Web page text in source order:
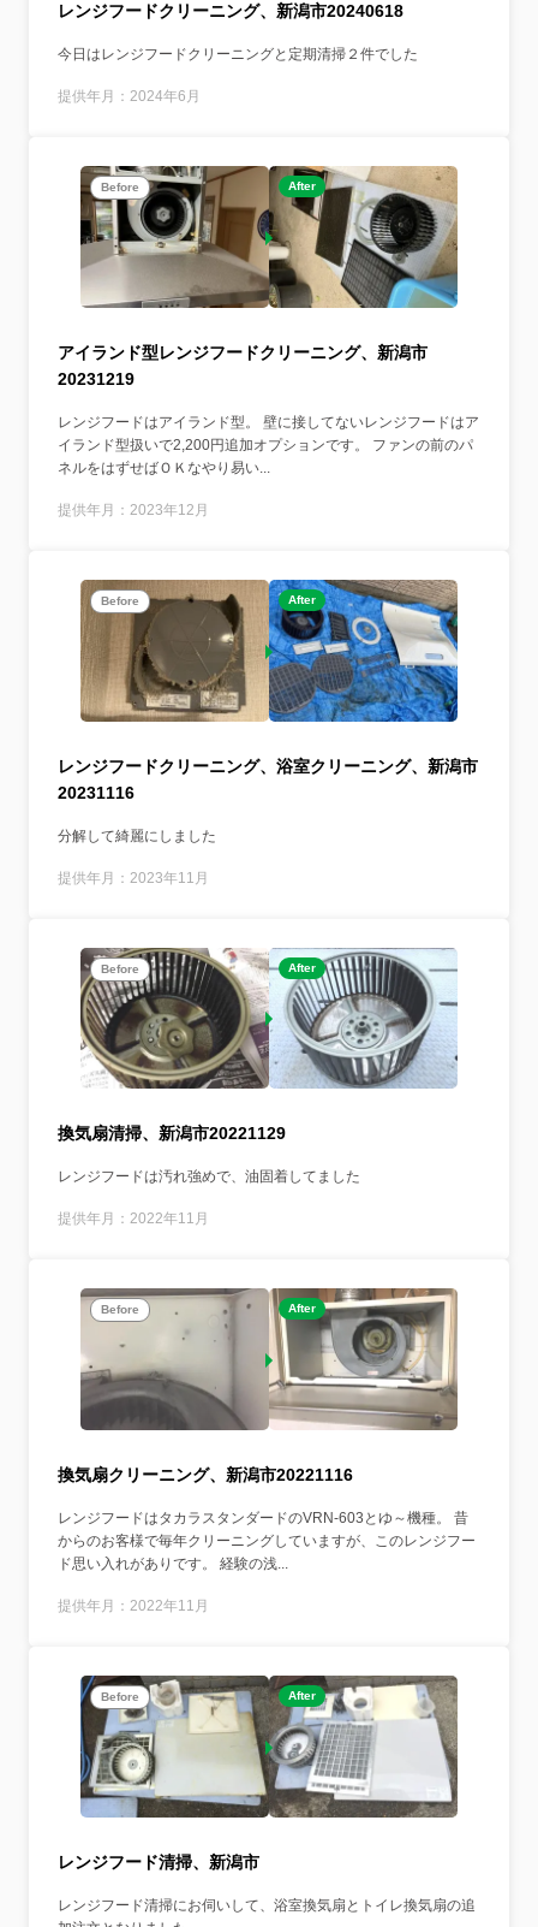
レンジフードクリーニング、新潟市20240618
今日はレンジフードクリーニングと定期清掃２件でした
提供年月：2024年6月
Before After
アイランド型レンジフードクリーニング、新潟市
20231219
レンジフードはアイランド型。 壁に接してないレンジフードはア
イランド型扱いで2,200円追加オプションです。 ファンの前のパ
ネルをはずせばＯＫなやり易い...
提供年月：2023年12月
Before After
レンジフードクリーニング、浴室クリーニング、新潟市
20231116
分解して綺麗にしました
提供年月：2023年11月
Before After
換気扇清掃、新潟市20221129
レンジフードは汚れ強めで、油固着してました
提供年月：2022年11月
Before After
換気扇クリーニング、新潟市20221116
レンジフードはタカラスタンダードのVRN-603とゆ～機種。 昔
からのお客様で毎年クリーニングしていますが、このレンジフー
ド思い入れがありです。 経験の浅...
提供年月：2022年11月
Before After
レンジフード清掃、新潟市
レンジフード清掃にお伺いして、浴室換気扇とトイレ換気扇の追